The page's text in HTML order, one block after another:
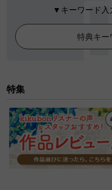
▼キーワード
特典キー
特集